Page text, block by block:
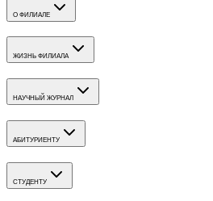
О ФИЛИАЛЕ
ЖИЗНЬ ФИЛИАЛА
НАУЧНЫЙ ЖУРНАЛ
АБИТУРИЕНТУ
СТУДЕНТУ